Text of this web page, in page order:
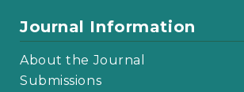
Journal Information
About the Journal
Submissions